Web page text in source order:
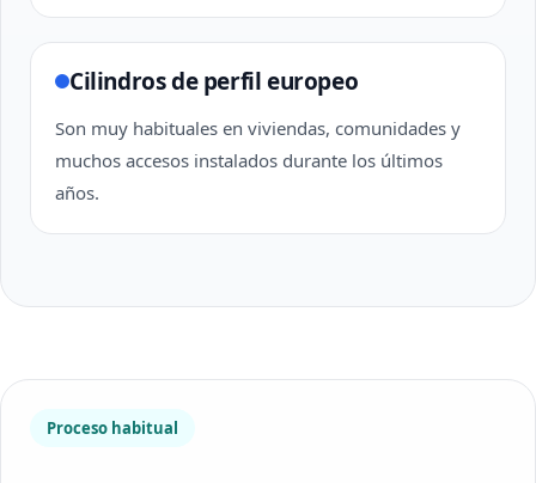
Cilindros de perfil europeo
Son muy habituales en viviendas, comunidades y
muchos accesos instalados durante los últimos
años.
Proceso habitual